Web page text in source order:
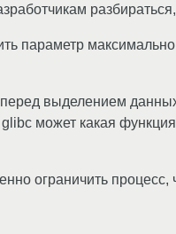
параметр
выделением
может какая
ограничить